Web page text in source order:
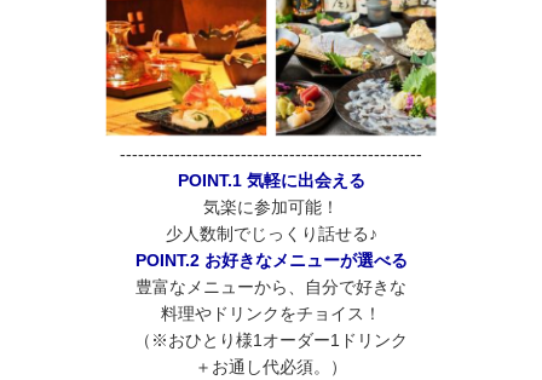
--------------------------------------------------
POINT.1 気軽に出会える
気楽に参加可能！
少人数制でじっくり話せる♪
POINT.2 お好きなメニューが選べる
豊富なメニューから、自分で好きな
料理やドリンクをチョイス！
（※おひとり様1オーダー1ドリンク
＋お通し代必須。）